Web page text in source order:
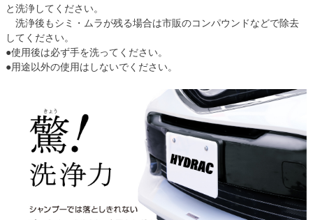
と洗浄してください。
洗浄後もシミ・ムラが残る場合は市販のコンパウンドなどで除去
してください。
●使用後は必ず手を洗ってください。
●用途以外の使用はしないでください。